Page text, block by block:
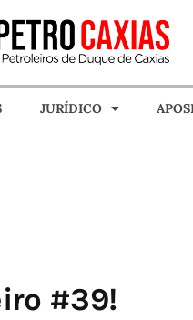
JURÍDICO
#39!